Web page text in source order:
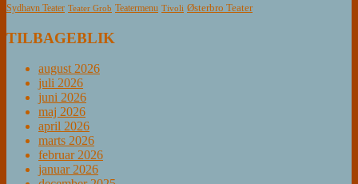
Sydhavn Teater Teater Grob Teatermenu Tivoli Østerbro Teater
TILBAGEBLIK
august 2026
juli 2026
juni 2026
maj 2026
april 2026
marts 2026
februar 2026
januar 2026